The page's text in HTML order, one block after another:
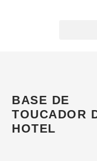
BASE DE
TOUCADOR
HOTEL